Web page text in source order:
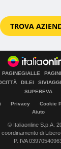
TROVA
PAGINEGIALLE
DILEI
SUPEREVA
Privacy Cookie
Aiuto
© Italiaonline S.p.A.
di Libero
P. IVA